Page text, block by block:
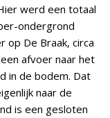
werd een totaal
ondergrond
op De Braak, circa
afvoer naar het
in de bodem. Dat
naar de
is een gesloten